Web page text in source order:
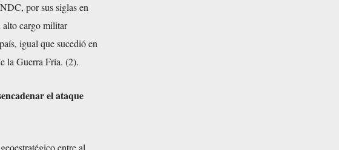
por sus siglas en
cargo militar
igual que sucedió en
la Guerra Fría. (2).
el ataque